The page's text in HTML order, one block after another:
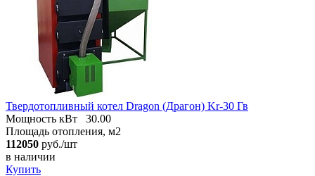
Твердотопливный котел Dragon (Драгон) Kr-30 Гв
Мощность кВт
30.00
Площадь отопления, м2
112050 руб./шт
в наличии
Купить